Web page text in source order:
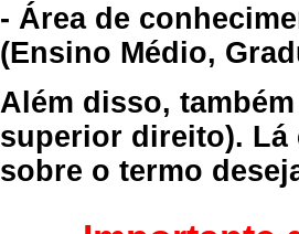
- Área de
(Ensino Médio,
Além disso,
superior direito). Lá
sobre o termo